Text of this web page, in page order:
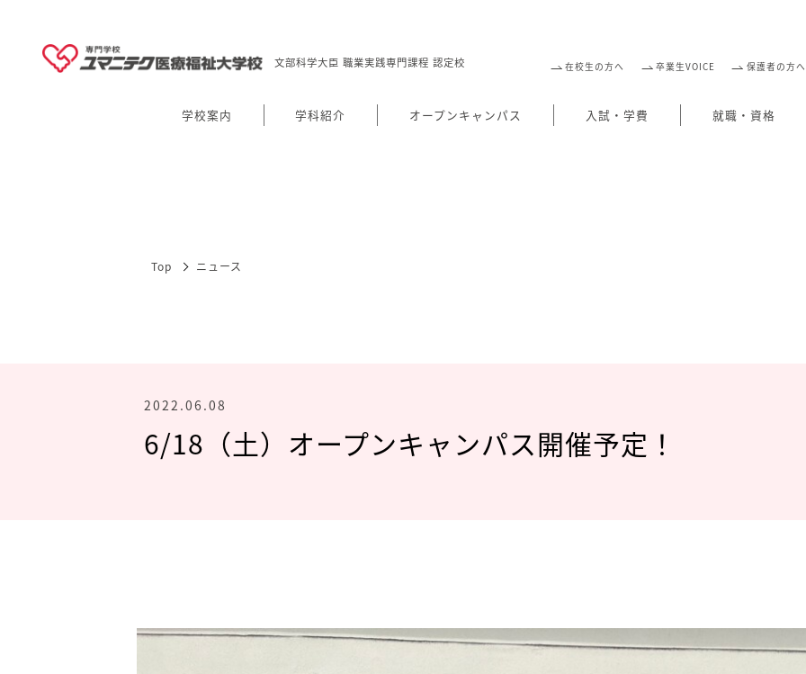
文部科学大臣 職業実践専門課程 認定校 在校生の方へ 卒業生VOICE 保護者の方へ
学校案内 学科紹介 オープンキャンパス 入試・学費 就職・資格
Top ニュース
2022.06.08
6/18（土）オープンキャンパス開催予定！